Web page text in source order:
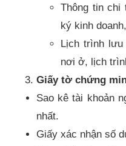
Thông tin chi
ký kinh
Lịch trình lưu
nơi ở, lịch
Giấy tờ chứng
Sao kê tài khoản
nhất.
Giấy xác nhận số